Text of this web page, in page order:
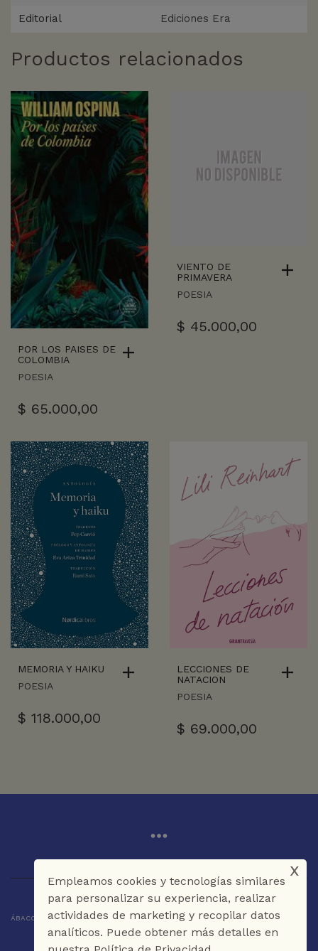
Editorial Ediciones Era
Productos relacionados
POR LOS PAISES DE
COLOMBIA
POESIA
$ 65.000,00
VIENTO DE
PRIMAVERA
POESIA
$ 45.000,00
MEMORIA Y HAIKU
POESIA
$ 118.000,00
LECCIONES DE
NATACION
POESIA
$ 69.000,00
ÁBACO LIBROS Y CAFÉ © 2025 CARTAGENA DE INDIAS - COLOMBIA
Empleamos cookies y tecnologías similares
para personalizar su experiencia, realizar
actividades de marketing y recopilar datos
analíticos. Puede obtener más detalles en
x